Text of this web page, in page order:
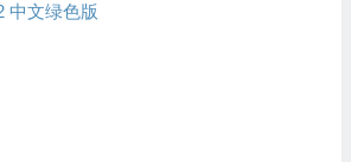
中文绿色版